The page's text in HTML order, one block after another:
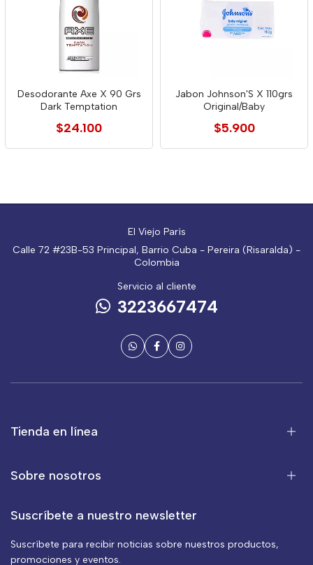
Desodorante Axe X 90 Grs
Dark Temptation
$24.100
Jabon Johnson'S X 110grs
Original/Baby
$5.900
El Viejo París
Calle 72 #23B-53 Principal, Barrio Cuba - Pereira (Risaralda) -
Colombia
Servicio al cliente
3223667474
Tienda en línea
Sobre nosotros
Suscríbete a nuestro newsletter
Suscríbete para recibir noticias sobre nuestros productos,
promociones y eventos.